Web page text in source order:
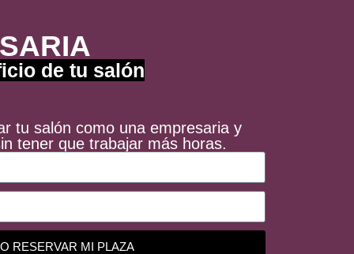
de tu salón
tu salón como una empresaria y
tener que trabajar más horas.
RESERVAR MI PLAZA